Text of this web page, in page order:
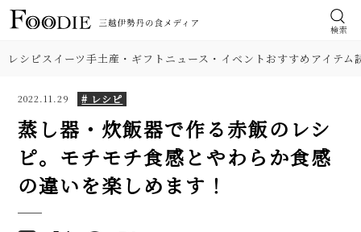
検索
レシピスイーツ手土産・ギフト ニュース・イベントおすすめアイテム
2022.11.29 # レシピ
蒸し器・炊飯器で作る赤飯のレシ
ピ。モチモチ食感とやわらか食感
の違いを楽しめます！【人気】甘みが濃い！ 簡単とう
もろこしご飯のレシピ2品。炒め
食材
【基本の塩分18%】手作り梅干
しのレシピ（作り方）。初めて